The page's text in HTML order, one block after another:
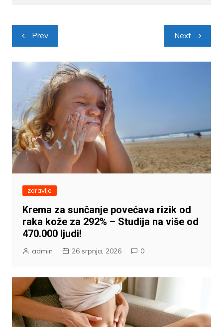
Navigacija
objava
Prev Next
zdravlje
Krema za sunčanje povećava rizik od
raka kože za 292% – Studija na više od
470.000 ljudi!
admin 26 srpnja, 2026 0